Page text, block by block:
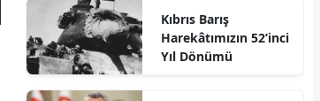
Karşısında Rekabet
Gücü
Kıbrıs Barış
Harekâtımızın 52’inci
Yıl Dönümü